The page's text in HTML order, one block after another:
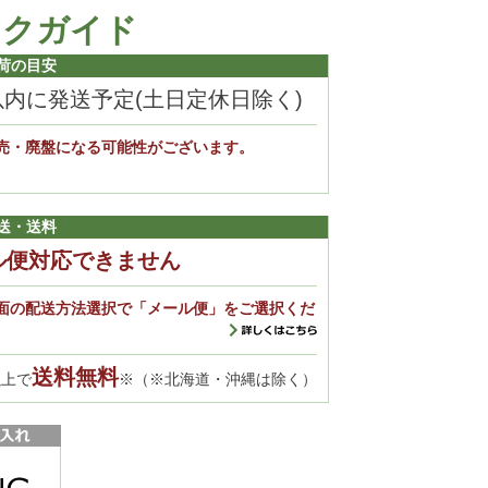
ガイド
の目安
に発送予定(土日定休日除く)
廃盤になる可能性がございます。
・送料
便対応できません
の配送方法選択で「メール便」をご選択くだ
で送料無料※（※北海道・沖縄は除く）